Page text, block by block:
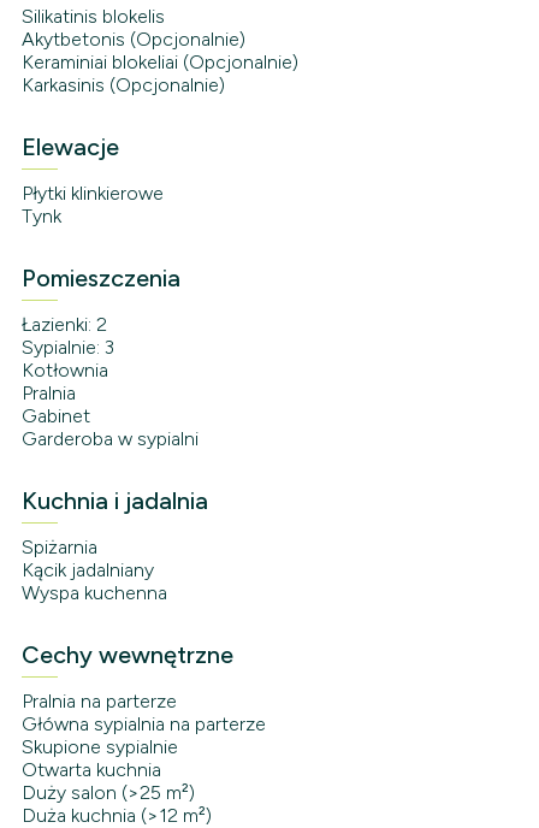
Silikatinis blokelis
Akytbetonis (Opcjonalnie)
Keraminiai blokeliai (Opcjonalnie)
Karkasinis (Opcjonalnie)
Elewacje
Płytki klinkierowe
Tynk
Pomieszczenia
Łazienki: 2
Sypialnie: 3
Kotłownia
Pralnia
Gabinet
Garderoba w sypialni
Kuchnia i jadalnia
Spiżarnia
Kącik jadalniany
Wyspa kuchenna
Cechy wewnętrzne
Pralnia na parterze
Główna sypialnia na parterze
Skupione sypialnie
Otwarta kuchnia
Duży salon (>25 m²)
Duża kuchnia (>12 m²)